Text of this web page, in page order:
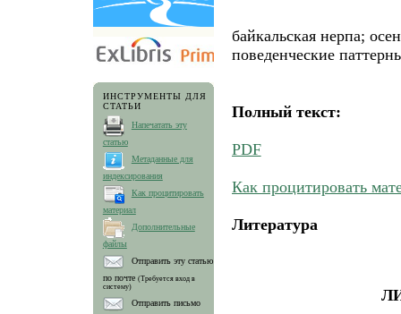
ИНСТРУМЕНТЫ ДЛЯ
СТАТЬИ
Напечатать эту
статью
Метаданные для
индексирования
Как процитировать
материал
Дополнительные
файлы
Отправить эту статью
по почте (Требуется вход в
систему)
Отправить письмо
байкальская нерпа;
поведенческие
Полный текст:
PDF
Как процитировать
Литература